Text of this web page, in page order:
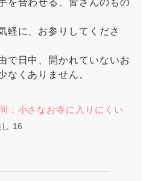
を合わせる、皆さんのもの
軽に、お参りしてくださ
で日中、開かれていないお
なくありません。
：小さなお寺に入りにくい
16